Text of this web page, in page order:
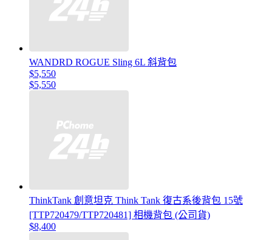
WANDRD ROGUE Sling 6L 斜背包
$5,550
$5,550
ThinkTank 創意坦克 Think Tank 復古系後背包 15號
[TTP720479/TTP720481] 相機背包 (公司貨)
$8,400